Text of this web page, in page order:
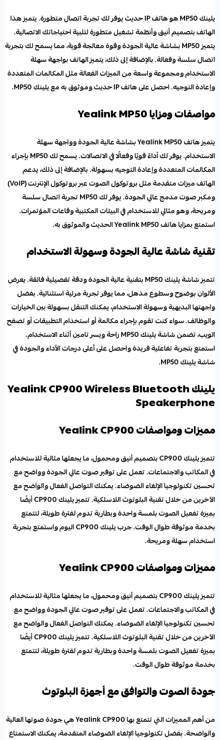
يلينك MP50 هو هاتف IP
حديث يوفر لك تجربة اتصال متطورة. يتميز هذا
الهاتف بتصميم أنيق وأنظمة تشغيل متطورة لتلبية احتياجاتك الاتصالية.
يتميز MP50 بشاشة عالية الجودة وقوة معالجة قوية، مما يسمح لك بتجربة
اتصال سلسة وفعالة. بالإضافة إلى ذلك، يتميز الهاتف بواجهة سهلة
الاستخدام ومجموعة واسعة من الميزات الفعالة مثل المكالمات المتعددة
وإعادة التوجيه. احصل على هاتف IP حديث وموثوق به مع يلينك MP50.
مواصفات ومزايا Yealink MP50
يتميزهاتف Yealink MP50
بشاشة عالية الجودة وواجهة سهلة
الاستخدام. يوفر لك أداءً قويًا وفعالًا في الاتصالات. يسمح لك MP50 بإجراء
المكالمات المتعددة وإعادة التوجيه بسهولة. بالإضافة إلى ذلك، يدعم
الهاتف ميزات متقدمة مثلبروتوكول الصوت
عبر بروتوكول الإنترنت (VoIP)
ومكبر صوت مدمج عالي الجودة. يوفر لك MP50 تجربة اتصال سلسة
ومريحة، وهو مثالي للاستخدام في البيئات المكتبية وقاعات المؤتمرات.
استمتع بمزايا هاتف Yealink MP50 الحديث والموثوق به.
تقنية شاشة عالية الجودة وسهولة الاستخدام
تتميز شاشة يلينك MP50 بتقنية عالية الجودة ودقة تفصيلية فائقة. يعرض
الألوان بوضوح وسطوع مذهل، مما يوفر تجربة مرئية استثنائية. بفضل
واجهتها البديهية وسهولة الاستخدام، يمكنك التنقل بسهولة بين الخيارات
والوظائف. سواء كنت تقوم بإجراء مكالمة أو استخدام التطبيقات أو تصفح
الويب، تضمن شاشة يلينك MP50 راحة ويسر تامين أثناء الاستخدام.
استمتع بتجربة تفاعلية فريدة واحصل على أعلى درجات الأداء والجودة في
شاشة يلينك MP50.
يلينك Yealink CP900 Wireless Bluetooth
Speakerphone
مميزات ومواصفات Yealink CP900
تتميز يلينك CP900 بتصميم أنيق ومحمول، ما يجعلها مثالية للاستخدام
في المكاتب والاجتماعات. تعمل على توفير صوت عالي الجودة وواضح مع
تحسين تكنولوجيا الإلغاء الضوضاء. يمكنك التواصل الفعال والواضح مع
الآخرين من خلال تقنية البلوتوث اللاسلكية. تتميز يلينك CP900 أيضًا
بميزة تفعيل الصوت بلمسة واحدة وبطارية تدوم لفترة طويلة، لتتمتع
بخدمة موثوقة طوال الوقت. جرب يلينك CP900 اليوم واستمتع بتجربة
استخدام سهلة ومريحة.
مميزات ومواصفات Yealink CP900
تتميز يلينك CP900 بتصميم أنيق ومحمول، ما يجعلها مثالية للاستخدام
في المكاتب والاجتماعات. تعمل على توفير صوت عالي الجودة وواضح مع
تحسين تكنولوجيا الإلغاء الضوضاء. يمكنك التواصل الفعال والواضح مع
الآخرين من خلال تقنية البلوتوث اللاسلكية. تتميز يلينك CP900 أيضًا
بميزة تفعيل الصوت بلمسة واحدة وبطارية تدوم لفترة طويلة، لتتمتع
بخدمة موثوقة طوال الوقت.
جودة الصوت والتوافق مع أجهزة البلوتوث
من أهم المميزات التي تتمتع بها Yealink CP900 هي جودة صوتها العالية
والواضحة. بفضل تكنولوجيا الإلغاء الضوضاء المتقدمة، يمكنك الاستمتاع